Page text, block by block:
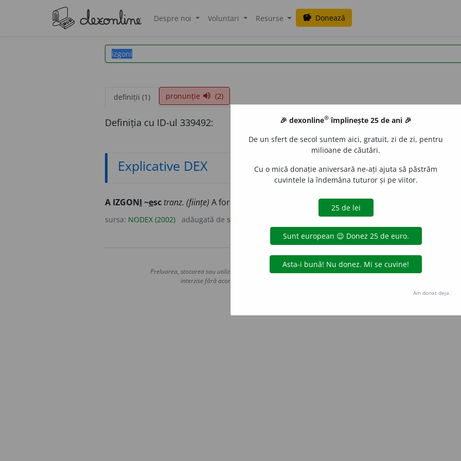
Despre noi Voluntari Resurse savings Donează
definiții (1) pronunție volume_up (2)
Definiția cu ID-ul 339492:
Explicative DEX
A IZGONI ~esc tranz. (ființe) A forța să plece (în altă parte); a da afară; a alunga; a goni; a
sursa: NODEX (2002) adăugată de siveco
Copyright © 2004-2026 dexonline (https://dexonline.ro)
Preluarea, stocarea sau utilizarea datelor de pe acest site, inclusiv prin orice metode de extragere automată
interzise fără acordul nostru prealabil scris, cu excepția seturilor de date oferite oficial spre utilizare
Hosterion
🎉 dexonline® împlinește 25 de ani 🎉
De un sfert de secol suntem aici, gratuit, zi de zi, pentru
milioane de căutări.
Cu o mică donație aniversară ne-ați ajuta să păstrăm
cuvintele la îndemâna tuturor și pe viitor.
Am donat deja.